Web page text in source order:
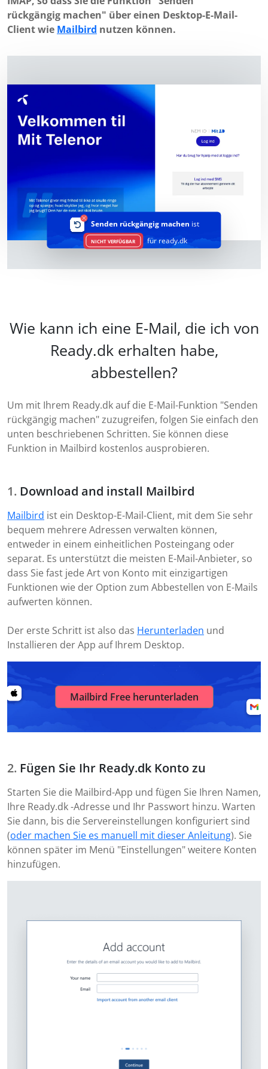
rückgängig machen" über einen Desktop-E-Mail-
Client wie Mailbird nutzen können.
Senden rückgängig machen ist
NICHT VERFÜGBAR für ready.dk
Wie kann ich eine E-Mail, die ich von
Ready.dk erhalten habe,
abbestellen?
Um mit Ihrem Ready.dk auf die E-Mail-Funktion "Senden
rückgängig machen" zuzugreifen, folgen Sie einfach den
unten beschriebenen Schritten. Sie können diese
Funktion in Mailbird kostenlos ausprobieren.
Download and install Mailbird
Mailbird ist ein Desktop-E-Mail-Client, mit dem Sie sehr
bequem mehrere Adressen verwalten können,
entweder in einem einheitlichen Posteingang oder
separat. Es unterstützt die meisten E-Mail-Anbieter, so
dass Sie fast jede Art von Konto mit einzigartigen
Funktionen wie der Option zum Abbestellen von E-Mails
aufwerten können.
Der erste Schritt ist also das Herunterladen und
Installieren der App auf Ihrem Desktop.
Mailbird Free herunterladen
Fügen Sie Ihr Ready.dk Konto zu
Starten Sie die Mailbird-App und fügen Sie Ihren Namen,
Ihre Ready.dk -Adresse und Ihr Passwort hinzu. Warten
Sie dann, bis die Servereinstellungen konfiguriert sind
(oder machen Sie es manuell mit dieser Anleitung). Sie
können später im Menü "Einstellungen" weitere Konten
hinzufügen.